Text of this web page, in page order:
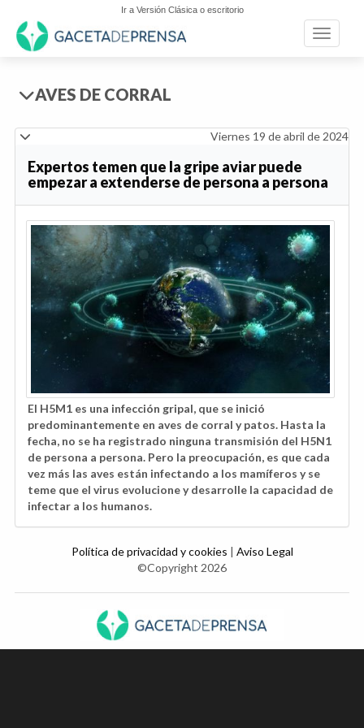
Ir a Versión Clásica o escritorio
Toggle
AVES DE CORRAL
Viernes 19 de abril de 2024
Expertos temen que la gripe aviar puede
empezar a extenderse de persona a persona
El H5M1 es una infección gripal, que se inició
predominantemente en aves de corral y patos. Hasta la
fecha, no se ha registrado ninguna transmisión del H5N1
de persona a persona. Pero la preocupación, es que cada
vez más las aves están infectando a los mamíferos y se
teme que el virus evolucione y desarrolle la capacidad de
infectar a los humanos.
Política de privacidad y cookies | Aviso Legal
©Copyright 2026